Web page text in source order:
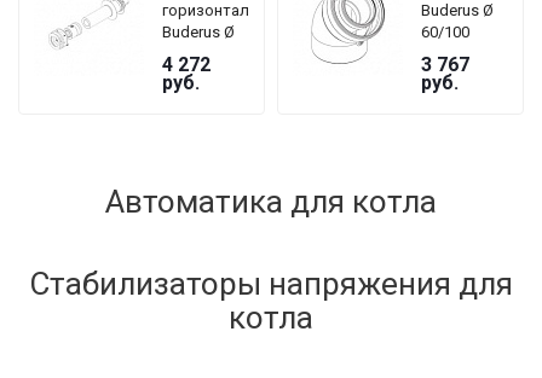
горизонтальный
Buderus Ø
60/100 с
подключением
к котлу
4 272
руб.
Buderus Ø
60/100
3 767
руб.
Автоматика для котла
Стабилизаторы напряжения для
котла